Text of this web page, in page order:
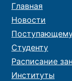
Главная
Новости
Студенту
Расписание
Институты